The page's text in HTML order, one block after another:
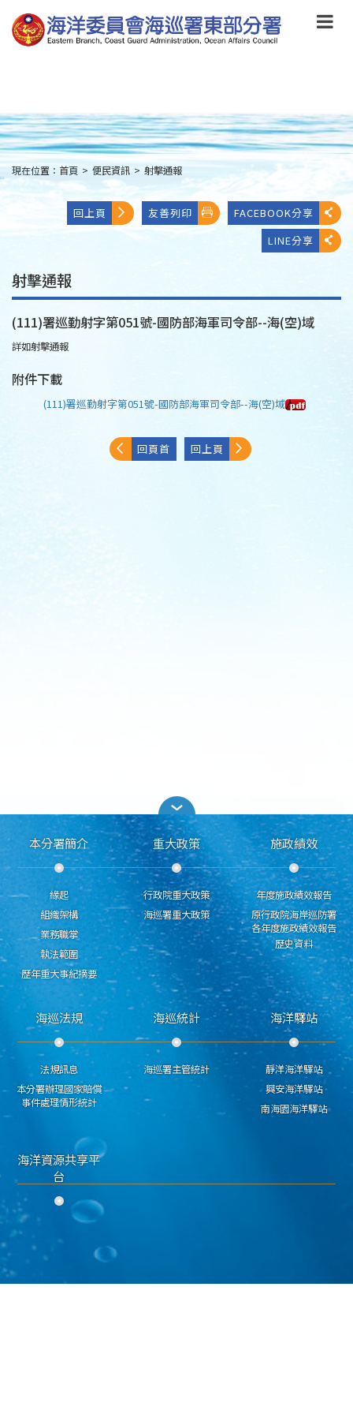
到
主
要
main
content
:::
現在位置： 首頁 > 便民資訊 > 射擊通報
回上頁 友善列印
FACEBOOK分享
LINE分享
射擊通報
(111)署巡勤射字第051號-國防部海軍司令部--海(空)域
詳如射擊通報
附件下載
(111)署巡勤射字第051號-國防部海軍司令部--海(空)域
回頁首 回上頁
本分署簡介
緣起
組織架構
業務職掌
執法範圍
歷年重大事紀摘要
重大政策
行政院重大政策
海巡署重大政策
施政績效
年度施政績效報告
原行政院海岸巡防署
各年度施政績效報告
歷史資料
海巡法規
法規訊息
本分署辦理國家賠償
事件處理情形統計
海巡統計
海巡署主管統計
海洋驛站
靜洋海洋驛站
興安海洋驛站
南海園海洋驛站
海洋資源共享平
台